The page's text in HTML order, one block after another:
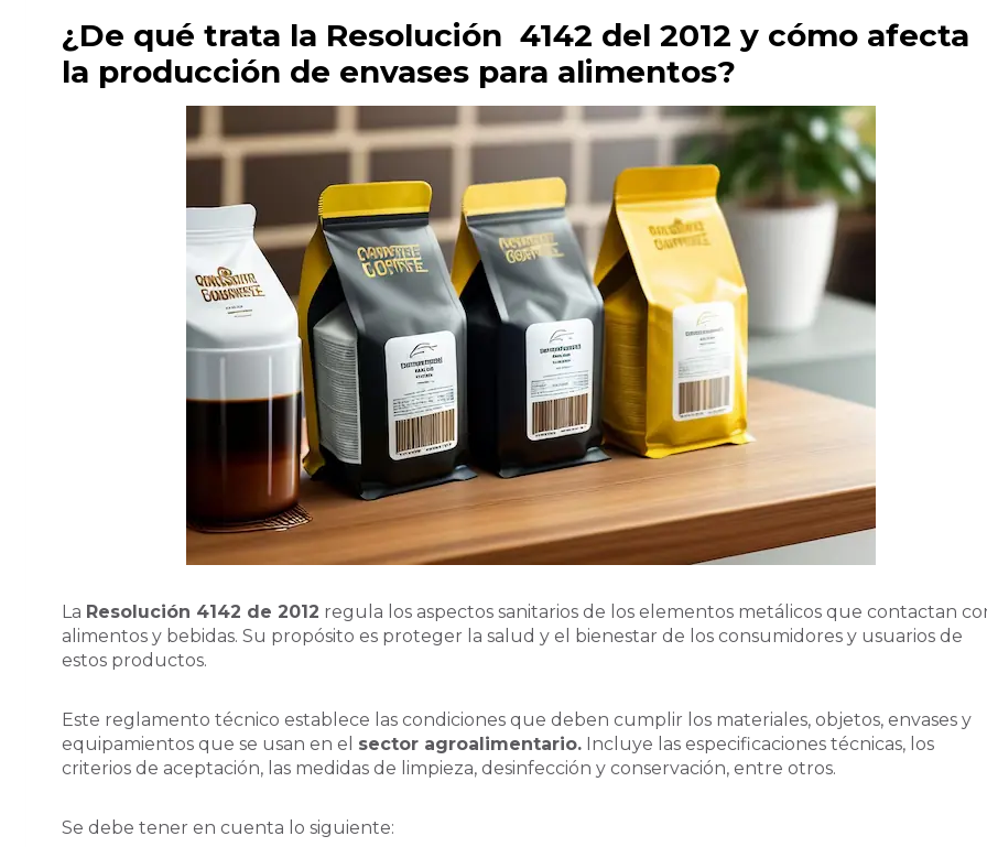
¿De qué trata la Resolución 4142 del 2012 y cómo afecta
la producción de envases para alimentos?
La Resolución 4142 de 2012 regula los aspectos sanitarios de los elementos metálicos que contactan
alimentos y bebidas. Su propósito es proteger la salud y el bienestar de los consumidores y usuarios de
estos productos.
Este reglamento técnico establece las condiciones que deben cumplir los materiales, objetos, envases y
equipamientos que se usan en el sector agroalimentario. Incluye las especificaciones técnicas, los
criterios de aceptación, las medidas de limpieza, desinfección y conservación, entre otros.
Se debe tener en cuenta lo siguiente: